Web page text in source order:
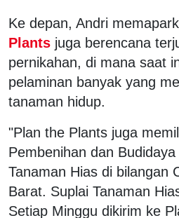
Ke depan, Andri
Plants juga berencana
pernikahan, di mana saat
pelaminan banyak yang
tanaman hidup.
"Plan the Plants juga
Pembenihan dan
Tanaman Hias di bilangan
Barat. Suplai Tanaman
Setiap Minggu dikirim ke